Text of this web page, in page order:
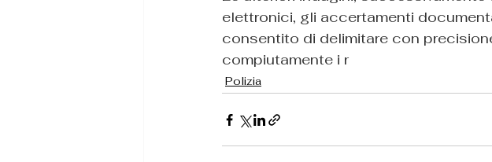
elettronici, gli accertamenti
consentito di delimitare con
compiutamente i r
Polizia